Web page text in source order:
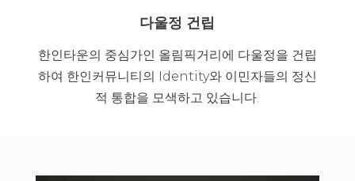
다울정 건립
한인타운의 중심가인 올림픽거리에 다울정을 건립
하여 한인커뮤니티의 Identity와 이민자들의 정신
적 통합을 모색하고 있습니다.